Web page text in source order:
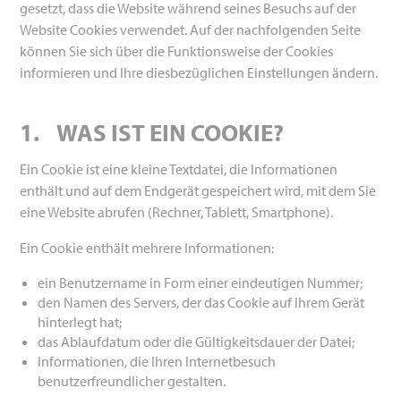
gesetzt, dass die Website während seines Besuchs auf der
Website Cookies verwendet. Auf der nachfolgenden Seite
können Sie sich über die Funktionsweise der Cookies
informieren und Ihre diesbezüglichen Einstellungen ändern.
1.WAS IST EIN COOKIE?
Ein Cookie ist eine kleine Textdatei, die Informationen
enthält und auf dem Endgerät gespeichert wird, mit dem Sie
eine Website abrufen (Rechner, Tablett, Smartphone).
Ein Cookie enthält mehrere Informationen:
ein Benutzername in Form einer eindeutigen Nummer;
den Namen des Servers, der das Cookie auf Ihrem Gerät
hinterlegt hat;
das Ablaufdatum oder die Gültigkeitsdauer der Datei;
Informationen, die Ihren Internetbesuch
benutzerfreundlicher gestalten.